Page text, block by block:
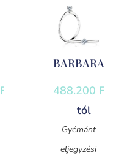
Ft
BARBARA
488.200 Ft
tól
Gyémánt
eljegyzési